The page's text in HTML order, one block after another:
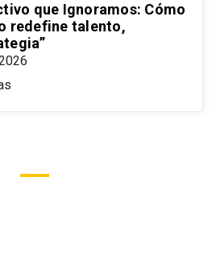
que Ignoramos: Cómo
redefine talento,